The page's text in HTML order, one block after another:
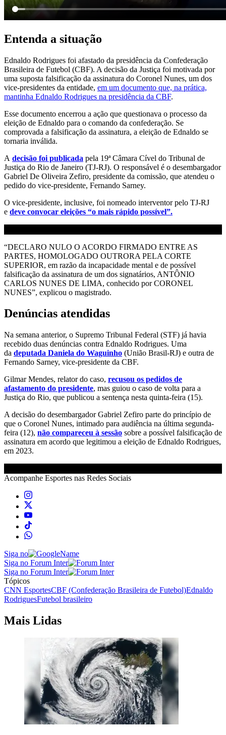
Entenda a situação
Ednaldo Rodrigues foi afastado da presidência da Confederação
Brasileira de Futebol (CBF). A decisão da Justiça foi motivada por
uma suposta falsificação da assinatura do Coronel Nunes, um dos
vice-presidentes da entidade, em um documento que, na prática,
mantinha Ednaldo Rodrigues na presidência da CBF.
Esse documento encerrou a ação que questionava o processo da
eleição de Ednaldo para o comando da confederação. Se
comprovada a falsificação da assinatura, a eleição de Ednaldo se
tornaria inválida.
A decisão foi publicada pela 19ª Câmara Cível do Tribunal de
Justiça do Rio de Janeiro (TJ-RJ). O responsável é o desembargador
Gabriel De Oliveira Zefiro, presidente da comissão, que atendeu o
pedido do vice-presidente, Fernando Sarney.
O vice-presidente, inclusive, foi nomeado interventor pelo TJ-RJ
e deve convocar eleições “o mais rápido possível”.
“DECLARO NULO O ACORDO FIRMADO ENTRE AS
PARTES, HOMOLOGADO OUTRORA PELA CORTE
SUPERIOR, em razão da incapacidade mental e de possível
falsificação da assinatura de um dos signatários, ANTÔNIO
CARLOS NUNES DE LIMA, conhecido por CORONEL
NUNES”, explicou o magistrado.
Denúncias atendidas
Na semana anterior, o Supremo Tribunal Federal (STF) já havia
recebido duas denúncias contra Ednaldo Rodrigues. Uma
da deputada Daniela do Waguinho (União Brasil-RJ) e outra de
Fernando Sarney, vice-presidente da CBF.
Gilmar Mendes, relator do caso, recusou os pedidos de
afastamento do presidente, mas guiou o caso de volta para a
Justiça do Rio, que publicou a sentença nesta quinta-feira (15).
A decisão do desembargador Gabriel Zefiro parte do princípio de
que o Coronel Nunes, intimado para audiência na última segunda-
feira (12), não compareceu à sessão sobre a possível falsificação de
assinatura em acordo que legitimou a eleição de Ednaldo Rodrigues,
em 2023.
Acompanhe Esportes nas Redes Sociais
Siga no
Siga no Forum Inter
Siga no Forum Inter
Tópicos
CNN EsportesCBF (Confederação Brasileira de Futebol)Ednaldo
RodriguesFutebol brasileiro
Mais Lidas